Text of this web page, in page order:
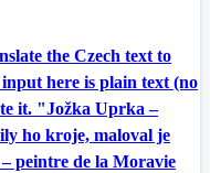
the Czech text to
here is plain text (no
it. "Jožka Uprka –
ho kroje, maloval je
peintre de la Moravie